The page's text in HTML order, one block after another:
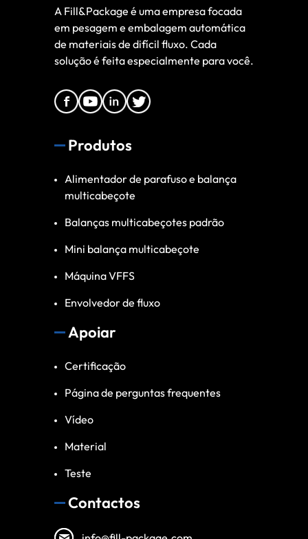
A Fill&Package é uma empresa focada
em pesagem e embalagem automática
de materiais de difícil fluxo. Cada
solução é feita especialmente para você.
Produtos
Alimentador de parafuso e balança
multicabeçote
Balanças multicabeçotes padrão
Mini balança multicabeçote
Máquina VFFS
Envolvedor de fluxo
Apoiar
Certificação
Página de perguntas frequentes
Vídeo
Material
Teste
Contactos